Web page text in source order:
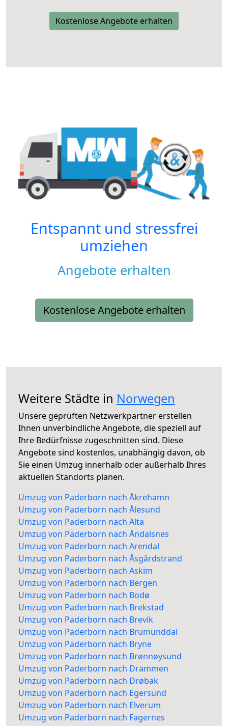
Kostenlose Angebote erhalten
Entspannt und stressfrei
umziehen
Angebote erhalten
Kostenlose Angebote erhalten
Weitere Städte in Norwegen
Unsere geprüften Netzwerkpartner erstellen
Ihnen unverbindliche Angebote, die speziell auf
Ihre Bedürfnisse zugeschnitten sind. Diese
Angebote sind kostenlos, unabhängig davon, ob
Sie einen Umzug innerhalb oder außerhalb Ihres
aktuellen Standorts planen.
Umzug von Paderborn nach Åkrehamn
Umzug von Paderborn nach Ålesund
Umzug von Paderborn nach Alta
Umzug von Paderborn nach Åndalsnes
Umzug von Paderborn nach Arendal
Umzug von Paderborn nach Åsgårdstrand
Umzug von Paderborn nach Askim
Umzug von Paderborn nach Bergen
Umzug von Paderborn nach Bodø
Umzug von Paderborn nach Brekstad
Umzug von Paderborn nach Brevik
Umzug von Paderborn nach Brumunddal
Umzug von Paderborn nach Bryne
Umzug von Paderborn nach Brønnøysund
Umzug von Paderborn nach Drammen
Umzug von Paderborn nach Drøbak
Umzug von Paderborn nach Egersund
Umzug von Paderborn nach Elverum
Umzug von Paderborn nach Fagernes